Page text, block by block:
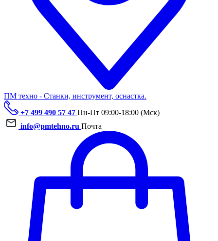
ПМ техно - Станки, инструмент, оснастка.
+7 499 490 57 47 Пн-Пт 09:00-18:00 (Мск)
info@pmtehno.ru Почта